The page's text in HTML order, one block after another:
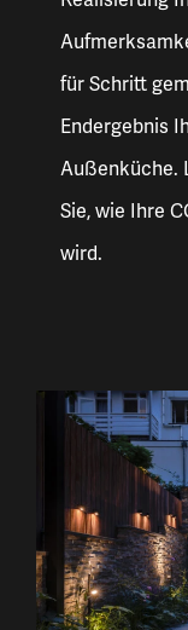
für Schritt
Endergebnis
Außenküche.
Sie, wie Ihre
wird.